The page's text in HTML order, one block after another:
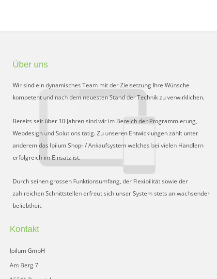
Sperrliste
Zustands-Abfragen
Wareneingang
Bar-Ankauf
Tagesabschluss
FAQ
Über uns
Wir sind ein dynamisches Team mit der Zielsetzung Ihre Wünsche
kompetent und nach dem neuesten Stand der Technik zu verwirklichen.
Bereits seit über 10 Jahren sind wir im Bereich der Programmierung,
Webdesign und Solutions tätig. Zu unseren Entwicklungen zählt unter
anderem das Ipilum Shop- / Ankaufsystem welches bei vielen Händlern
erfolgreich im Einsatz ist.
Durch seinen grossen Funktionsumfang, der Flexibilität sowie der
zahlreichen Schnittstellen erfreut sich unser System stets an wachsender
beliebtheit.
Kontakt
Ipilum GmbH
Am Berg 7